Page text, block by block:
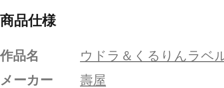
商品仕様
作品名
ウドラ＆くるりんラベ
メーカー
壽屋